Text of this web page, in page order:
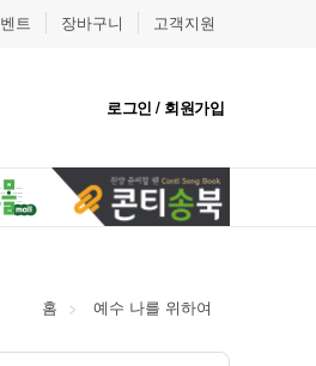
트 장바구니 고객지원
로그인 / 회원가입
홈 예수 나를 위하여